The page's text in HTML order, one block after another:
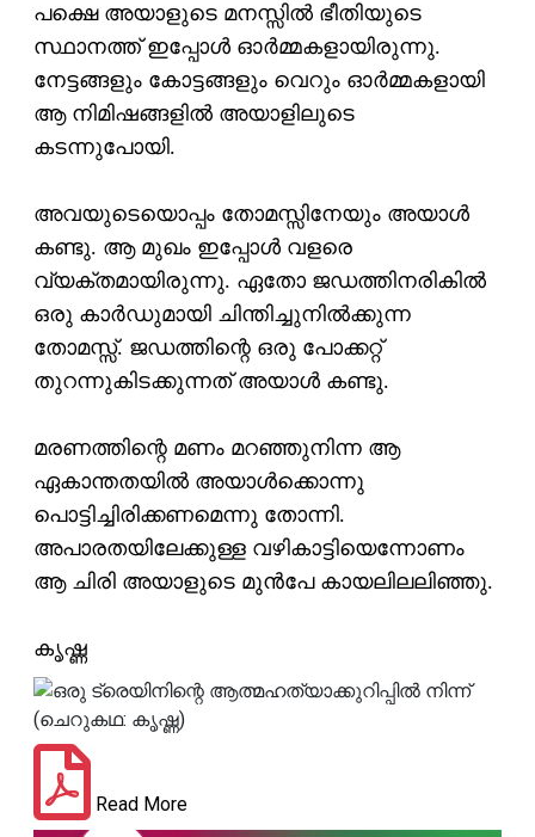
പക്ഷെ അയാളുടെ മനസ്സില്‍ ഭീതിയുടെ
സ്ഥാനത്ത് ഇപ്പോള്‍ ഓര്‍മ്മകളായിരുന്നു.
നേട്ടങ്ങളും കോട്ടങ്ങളും വെറും ഓര്‍മ്മകളായി
ആ നിമിഷങ്ങളില്‍ അയാളിലുടെ
കടന്നുപോയി.
അവയുടെയൊപ്പം തോമസ്സിനേയും അയാള്‍
കണ്ടു. ആ മുഖം ഇപ്പോള്‍ വളരെ
വ്യക്തമായിരുന്നു. ഏതോ ജഡത്തിനരികില്‍
ഒരു കാര്‍ഡുമായി ചിന്തിച്ചുനില്‍ക്കുന്ന
തോമസ്സ്. ജഡത്തിന്റെ ഒരു പോക്കറ്റ്
തുറന്നുകിടക്കുന്നത് അയാള്‍ കണ്ടു.
മരണത്തിന്റെ മണം മറഞ്ഞുനിന്ന ആ
ഏകാന്തതയില്‍ അയാള്‍ക്കൊന്നു
പൊട്ടിച്ചിരിക്കണമെന്നു തോന്നി.
അപാരതയിലേക്കുള്ള വഴികാട്ടിയെന്നോണം
ആ ചിരി അയാളുടെ മുന്‍പേ കായലിലലിഞ്ഞു.
കൃഷ്ണ
Read More